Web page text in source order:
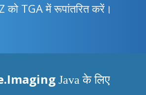
को TGA में रूपांतरित करें।
Java के लिए